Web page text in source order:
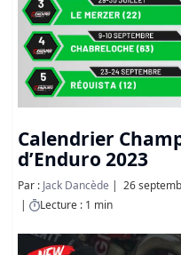
Calendrier
d’Enduro 2023
Par : Jack Dancède 26
Lecture : 1 min